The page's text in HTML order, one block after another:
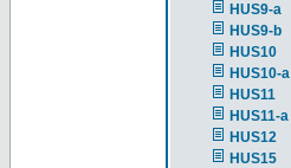
HUS9-a
HUS9-b
HUS10
HUS10-a
HUS11
HUS11-a
HUS12
HUS15